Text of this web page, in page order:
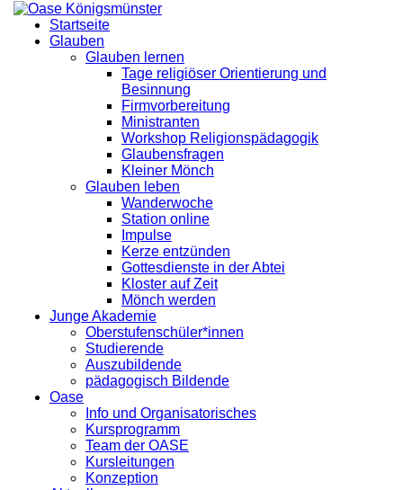
Startseite
Glauben
Glauben lernen
Tage religiöser Orientierung und
Besinnung
Firmvorbereitung
Ministranten
Workshop Religionspädagogik
Glaubensfragen
Kleiner Mönch
Glauben leben
Wanderwoche
Station online
Impulse
Kerze entzünden
Gottesdienste in der Abtei
Kloster auf Zeit
Mönch werden
Junge Akademie
Oberstufenschüler*innen
Studierende
Auszubildende
pädagogisch Bildende
Oase
Info und Organisatorisches
Kursprogramm
Team der OASE
Kursleitungen
Konzeption